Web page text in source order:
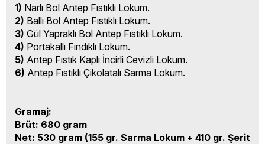
1) Narlı Bol Antep Fıstıklı Lokum.
2) Ballı Bol Antep Fıstıklı Lokum.
3) Gül Yapraklı Bol Antep Fıstıklı Lokum.
4) Portakallı Fındıklı Lokum.
5) Antep Fıstık Kaplı İncirli Cevizli Lokum.
6) Antep Fıstıklı Çikolatalı Sarma Lokum.
Gramaj:
Brüt: 680 gram
Net: 530 gram (155 gr. Sarma Lokum + 410 gr. Şerit